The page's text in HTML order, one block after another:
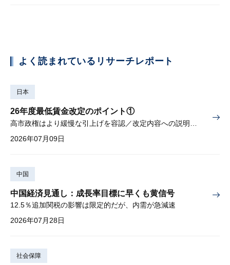
よく読まれているリサーチレポート
日本
26年度最低賃金改定のポイント①
2026年07月09日
中国
中国経済見通し：成長率目標に早くも黄信号
12.5％追加関税の影響は限定的だが、内需が急減速
2026年07月28日
社会保障